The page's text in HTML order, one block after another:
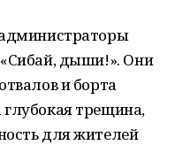
дыши!». Они
и борта
трещина,
для жителей